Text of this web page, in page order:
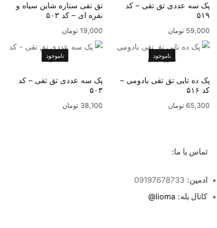
پک سه عددی تق تقی – کد
۵۱۹
59,000 تومان
تق تقی ستاره شاین سیاه و
نقره ای – کد ۵۰۳
19,000 تومان
ناموجود
پک ده تایی تق تقی بادومی –
کد ۵۱۶
65,300 تومان
ناموجود
پک سه عددی تق تقی – کد
۵۰۳
38,100 تومان
تماس با ما:
ادمین:
کانال بله: lioma@